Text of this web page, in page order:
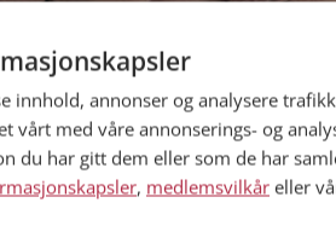
Jeg er en:
innhold, annonser og analysere
vårt med våre annonserings- og
du har gitt dem eller som de har
, medlemsvilkår eller